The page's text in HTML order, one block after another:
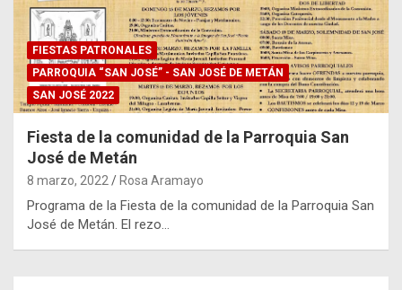
FIESTAS PATRONALES
PARROQUIA “SAN JOSÉ” - SAN JOSÉ DE METÁN
SAN JOSÉ 2022
Fiesta de la comunidad de la Parroquia San
José de Metán
8 marzo, 2022 Rosa Aramayo
Programa de la Fiesta de la comunidad de la Parroquia San
José de Metán. El rezo…